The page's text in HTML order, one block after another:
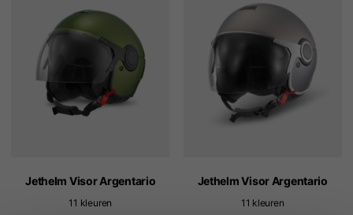
Jethelm Visor Argentario
11 kleuren
Jethelm Visor Argentario
11 kleuren